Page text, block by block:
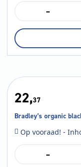
-
instant
300
gram
22,37
Bradley’s organic
Op vooraad! -
-
Bradley's